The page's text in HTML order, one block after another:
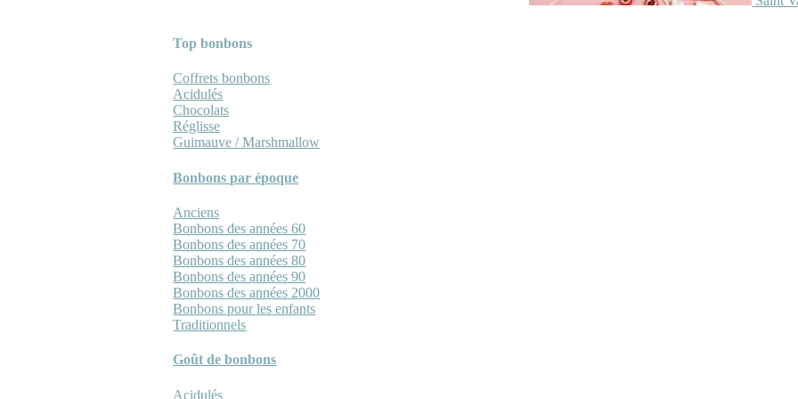
Top bonbons
Coffrets bonbons
Acidulés
Chocolats
Réglisse
Guimauve / Marshmallow
Bonbons par époque
Anciens
Bonbons des années 60
Bonbons des années 70
Bonbons des années 80
Bonbons des années 90
Bonbons des années 2000
Bonbons pour les enfants
Traditionnels
Goût de bonbons
Acidulés